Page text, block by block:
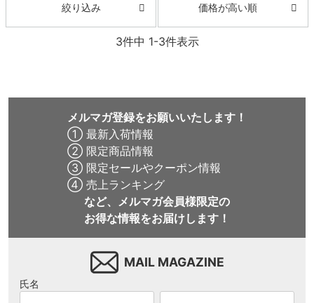
絞り込み 価格が高い順
3件中 1-3件表示
メルマガ登録をお願いいたします！
① 最新入荷情報
② 限定商品情報
③ 限定セールやクーポン情報
④ 売上ランキング
など、メルマガ会員様限定の
お得な情報をお届けします！
MAIL MAGAZINE
氏名